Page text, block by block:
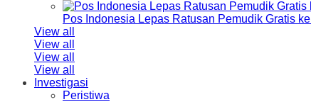
Pos Indonesia Lepas Ratusan Pemudik Gratis
View all
View all
View all
View all
Investigasi
Peristiwa